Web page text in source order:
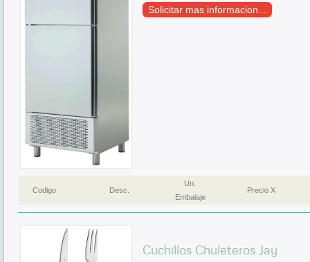
Solicitar mas informacion...
Codigo Desc.
Un.
Embalaje
Precio X
Cuchillos Chuleteros Jay